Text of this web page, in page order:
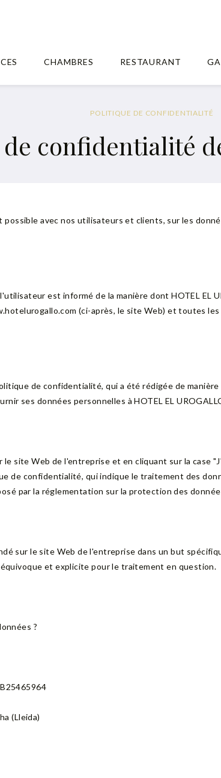
CHAMBRES RESTAURANT
POLITIQUE DE CONFIDENTIALITÉ
confidentialité
avec nos utilisateurs et clients, sur les
est informé de la manière dont HOTEL EL
(ci-après, le site Web) et toutes
de confidentialité, qui a été rédigée de
ses données personnelles à HOTEL EL
le site Web de l'entreprise et en cliquant sur la case
de confidentialité, qui indique le traitement des
par la réglementation sur la protection des
sur le site Web de l'entreprise dans un but
et explicite pour le traitement en question.
?
(Lleida)